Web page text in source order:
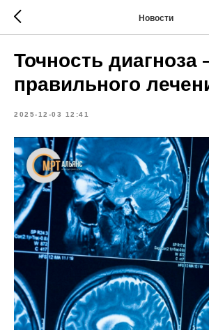
Новости
Точность
правильного
2025-12-03 12:41